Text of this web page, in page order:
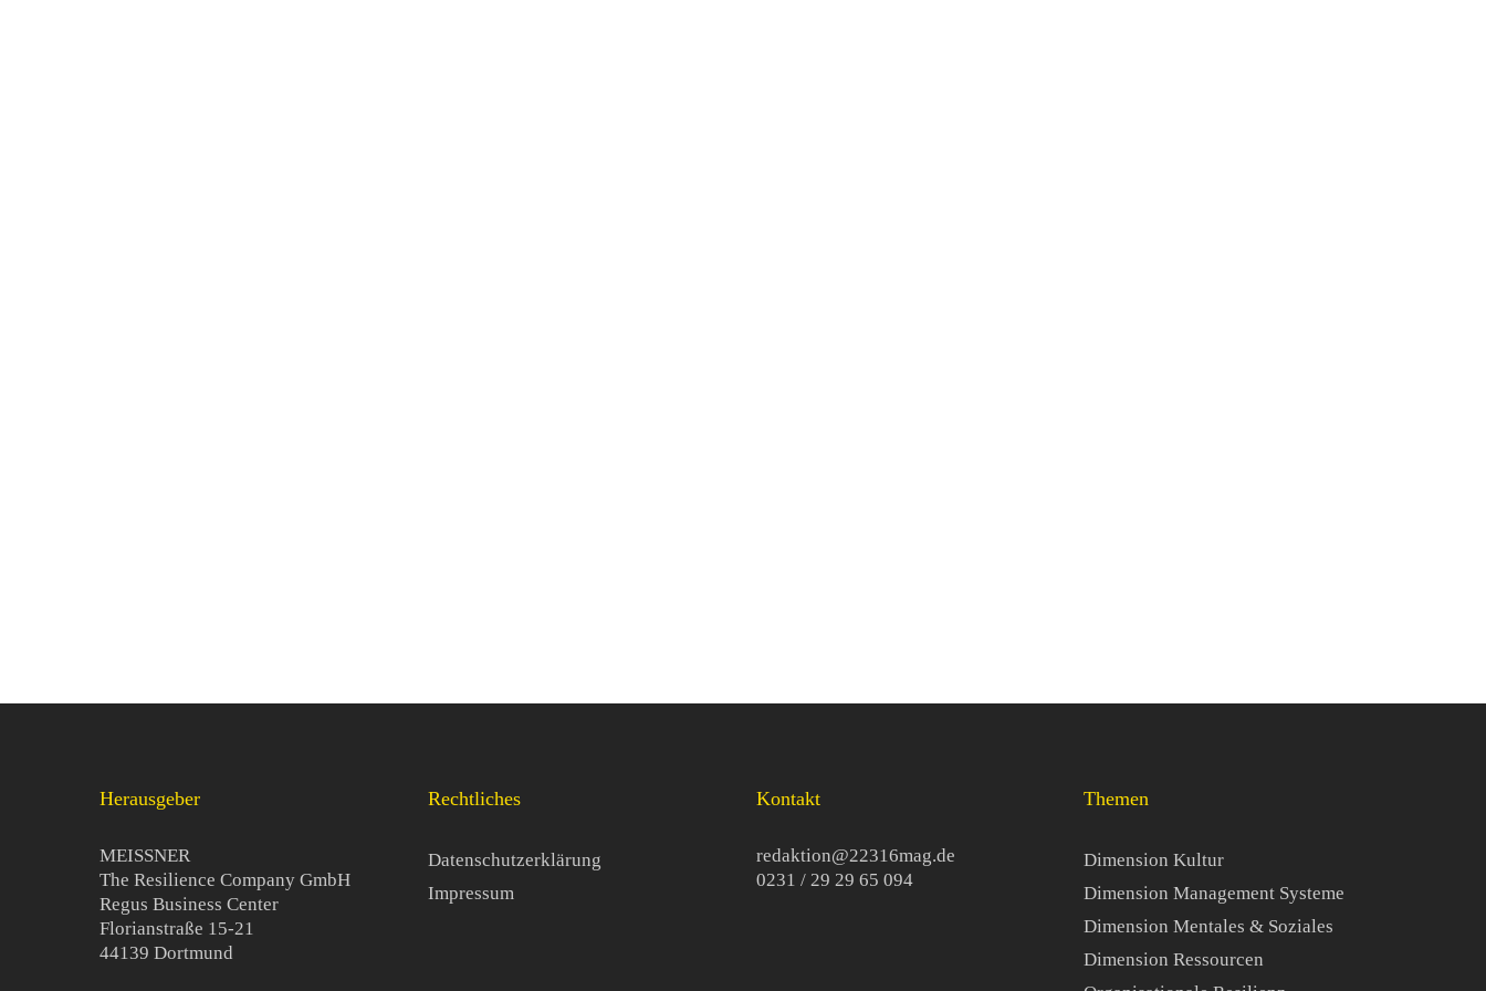
Herausgeber
MEISSNER
The Resilience Company GmbH
Regus Business Center
Florianstraße 15-21
44139 Dortmund
Rechtliches
Datenschutzerklärung
Impressum
Kontakt
redaktion@22316mag.de
0231 / 29 29 65 094
Themen
Dimension Kultur
Dimension Management Systeme
Dimension Mentales & Soziales
Dimension Ressourcen